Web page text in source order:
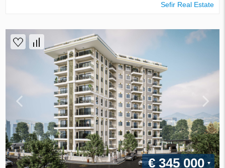
Sefir Real Estate
€ 345 000